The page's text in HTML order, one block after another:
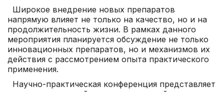
Широкое внедрение новых препаратов
напрямую влияет не только на качество, но и на
продолжительность жизни. В рамках данного
мероприятия планируется обсуждение не только
инновационных препаратов, но и механизмов их
действия с рассмотрением опыта практического
применения.
Научно-практическая конференция представляет